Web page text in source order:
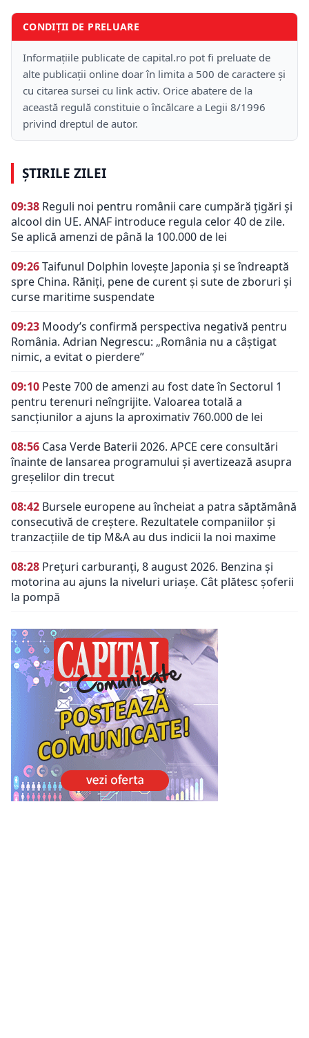
CONDIȚII DE PRELUARE
Informațiile publicate de capital.ro pot fi preluate de
alte publicații online doar în limita a 500 de caractere și
cu citarea sursei cu link activ. Orice abatere de la
această regulă constituie o încălcare a Legii 8/1996
privind dreptul de autor.
ȘTIRILE ZILEI
09:38 Reguli noi pentru românii care cumpără țigări și
alcool din UE. ANAF introduce regula celor 40 de zile.
Se aplică amenzi de până la 100.000 de lei
09:26Taifunul Dolphin lovește Japonia și se îndreaptă
spre China. Răniți, pene de curent și sute de zboruri și
curse maritime suspendate
09:23 Moody’s confirmă perspectiva negativă pentru
România. Adrian Negrescu: „România nu a câștigat
nimic, a evitat o pierdere”
09:10 Peste 700 de amenzi au fost date în Sectorul 1
pentru terenuri neîngrijite. Valoarea totală a
sancțiunilor a ajuns la aproximativ 760.000 de lei
08:56 Casa Verde Baterii 2026. APCE cere consultări
înainte de lansarea programului și avertizează asupra
greșelilor din trecut
08:42 Bursele europene au încheiat a patra săptămână
consecutivă de creștere. Rezultatele companiilor și
tranzacțiile de tip M&A au dus indicii la noi maxime
08:28 Prețuri carburanți, 8 august 2026. Benzina și
motorina au ajuns la niveluri uriașe. Cât plătesc șoferii
la pompă